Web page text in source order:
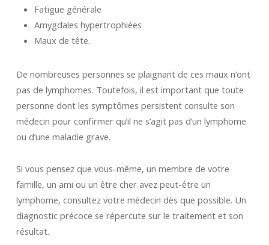
Fatigue générale
Amygdales hypertrophiées
Maux de tête.
De nombreuses personnes se plaignant de ces maux n’ont
pas de lymphomes. Toutefois, il est important que toute
personne dont les symptômes persistent consulte son
médecin pour confirmer qu’il ne s’agit pas d’un lymphome
ou d’une maladie grave.
Si vous pensez que vous-même, un membre de votre
famille, un ami ou un être cher avez peut-être un
lymphome, consultez votre médecin dès que possible. Un
diagnostic précoce se répercute sur le traitement et son
résultat.